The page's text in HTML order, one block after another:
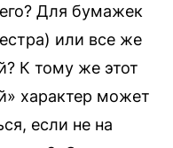
Для бумажек
или все же
К тому же этот
характер может
если не на